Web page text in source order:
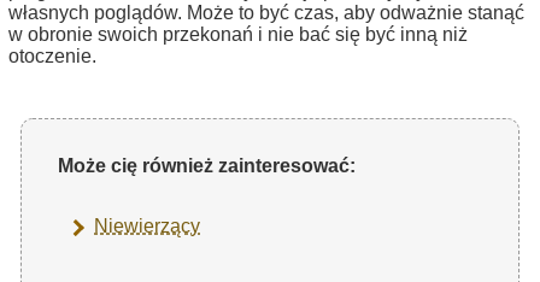
własnych poglądów. Może to być czas, aby odważnie stanąć
w obronie swoich przekonań i nie bać się być inną niż
otoczenie.
Może cię również zainteresować:
Niewierzący